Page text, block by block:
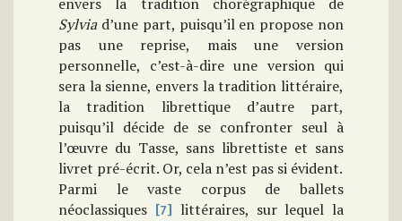
Sylviad’une part, puisqu’il en propose non
pas une reprise, mais une version
personnelle, c’est-à-dire une version qui
sera la sienne, envers la tradition littéraire,
la tradition librettique d’autre part,
puisqu’il décide de se confronter seul à
l’œuvre du Tasse, sans librettiste et sans
livret pré-écrit. Or, cela n’est pas si évident.
Parmi le vaste corpus de ballets
néoclassiques
[7]
littéraires, sur lequel la